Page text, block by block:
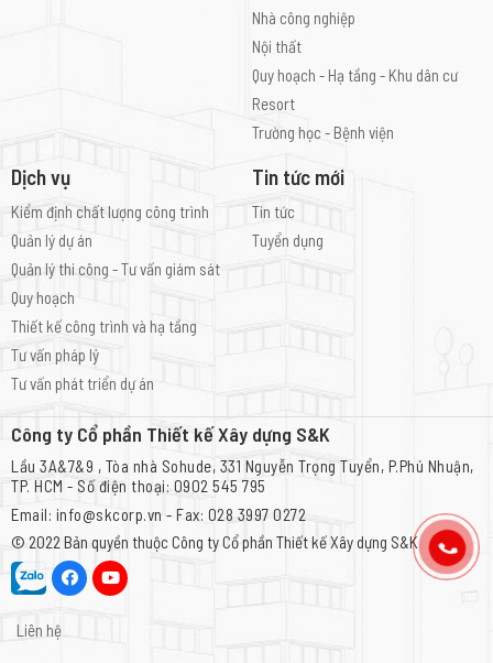
Nhà công nghiệp
Nội thất
Quy hoạch - Hạ tầng - Khu dân cư
Resort
Trường học - Bệnh viện
Dịch vụ
Kiểm định chất lượng công trình
Quản lý dự án
Quản lý thi công - Tư vấn giám sát
Quy hoạch
Thiết kế công trình và hạ tầng
Tư vấn pháp lý
Tư vấn phát triển dự án
Tin tức mới
Tin tức
Tuyển dụng
Công ty Cổ phần Thiết kế Xây dựng S&K
Lầu 3A&7&9 , Tòa nhà Sohude, 331 Nguyễn Trọng Tuyển, P.Phú Nhuận,
TP. HCM - Số điện thoại: 0902 545 795
Email: info@skcorp.vn - Fax: 028 3997 0272
© 2022 Bản quyền thuộcCông ty Cổ phần Thiết kế Xây dựng S&K
Liên hệ